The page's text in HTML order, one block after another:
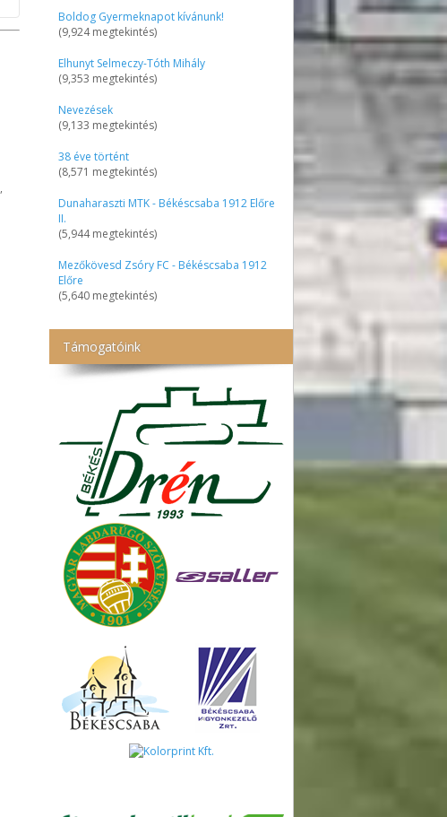
Boldog Gyermeknapot kívánunk!
(9,924 megtekintés)
Elhunyt Selmeczy-Tóth Mihály
(9,353 megtekintés)
Nevezések
(9,133 megtekintés)
38 éve történt
(8,571 megtekintés)
Dunaharaszti MTK - Békéscsaba 1912 Előre
II.
(5,944 megtekintés)
Mezőkövesd Zsóry FC - Békéscsaba 1912
Előre
(5,640 megtekintés)
Támogatóink
,